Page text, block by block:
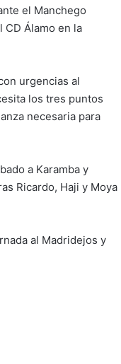
el Manchego
CD Álamo en la
urgencias al
los tres puntos
necesaria para
a Karamba y
Ricardo, Haji y Moya
al Madridejos y